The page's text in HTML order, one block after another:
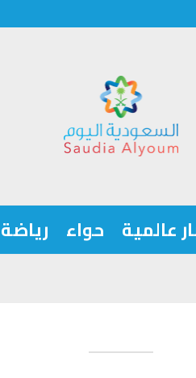
عالمية حواء رياضة